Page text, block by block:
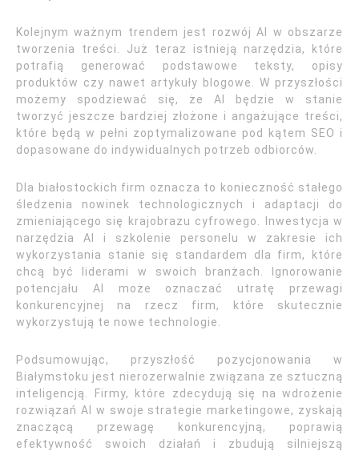
Kolejnym ważnym trendem jest rozwój AI w obszarze
tworzenia treści. Już teraz istnieją narzędzia, które
potrafią generować podstawowe teksty, opisy
produktów czy nawet artykuły blogowe. W przyszłości
możemy spodziewać się, że AI będzie w stanie
tworzyć jeszcze bardziej złożone i angażujące treści,
które będą w pełni zoptymalizowane pod kątem SEO i
dopasowane do indywidualnych potrzeb odbiorców.
Dla białostockich firm oznacza to konieczność stałego
śledzenia nowinek technologicznych i adaptacji do
zmieniającego się krajobrazu cyfrowego. Inwestycja w
narzędzia AI i szkolenie personelu w zakresie ich
wykorzystania stanie się standardem dla firm, które
chcą być liderami w swoich branżach. Ignorowanie
potencjału AI może oznaczać utratę przewagi
konkurencyjnej na rzecz firm, które skutecznie
wykorzystują te nowe technologie.
Podsumowując, przyszłość pozycjonowania w
Białymstoku jest nierozerwalnie związana ze sztuczną
inteligencją. Firmy, które zdecydują się na wdrożenie
rozwiązań AI w swoje strategie marketingowe, zyskają
znaczącą przewagę konkurencyjną, poprawią
efektywność swoich działań i zbudują silniejszą